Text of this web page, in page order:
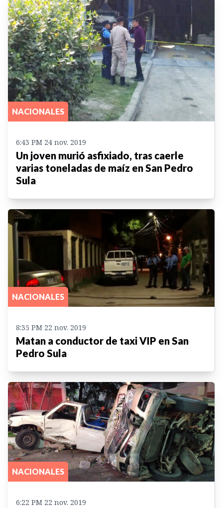
NACIONALES
6:43 PM 24 nov. 2019
Un joven murió asfixiado, tras caerle
varias toneladas de maíz en San Pedro
Sula
NACIONALES
8:35 PM 22 nov. 2019
Matan a conductor de taxi VIP en San
Pedro Sula
NACIONALES
6:22 PM 22 nov. 2019